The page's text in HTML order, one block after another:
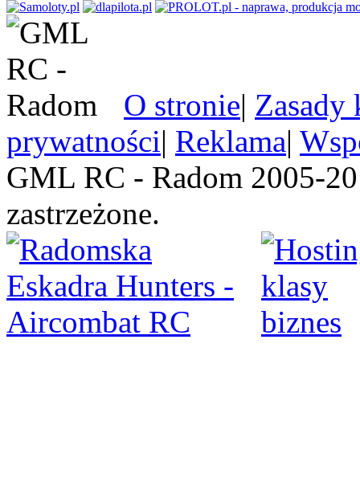
O stronie| Zasady
prywatności| Reklama|
GML RC - Radom 2005-
zastrzeżone.